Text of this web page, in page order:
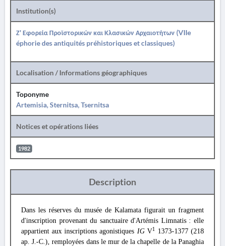
Institution(s)
Ζ' Εφορεία Προϊστορικών και Κλασικών Αρχαιοτήτων (VIIe
éphorie des antiquités préhistoriques et classiques)
Localisation / Informations géographiques
Toponyme
Artemisia, Sternitsa, Tsernitsa
Notices et opérations liées
1982
Description
Dans les réserves du musée de Kalamata figurait un fragment
d'inscription provenant du sanctuaire d'Artémis Limnatis : elle
appartient aux inscriptions agonistiques IGV1
1373-1377 (218
ap. J.-C.), remployées dans le mur de la chapelle de la Panaghia